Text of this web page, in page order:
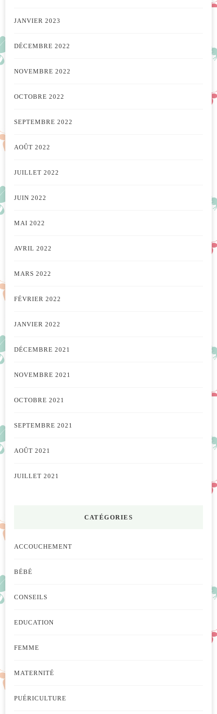
JANVIER 2023
DÉCEMBRE 2022
NOVEMBRE 2022
OCTOBRE 2022
SEPTEMBRE 2022
AOÛT 2022
JUILLET 2022
JUIN 2022
MAI 2022
AVRIL 2022
MARS 2022
FÉVRIER 2022
JANVIER 2022
DÉCEMBRE 2021
NOVEMBRE 2021
OCTOBRE 2021
SEPTEMBRE 2021
AOÛT 2021
JUILLET 2021
CATÉGORIES
ACCOUCHEMENT
BÉBÉ
CONSEILS
EDUCATION
FEMME
MATERNITÉ
PUÉRICULTURE